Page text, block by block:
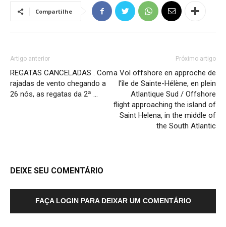
Compartilhe
Artigo anterior
REGATAS CANCELADAS . Com
rajadas de vento chegando a
26 nós, as regatas da 2ª …
Próximo artigo
a Vol offshore en approche de
l’île de Sainte-Hélène, en plein
Atlantique Sud / Offshore
flight approaching the island of
Saint Helena, in the middle of
the South Atlantic
DEIXE SEU COMENTÁRIO
FAÇA LOGIN PARA DEIXAR UM COMENTÁRIO